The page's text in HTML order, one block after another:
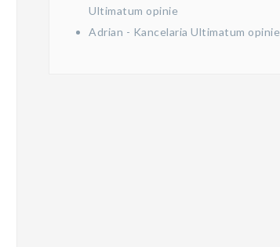
Ultimatum opinie
Adrian - Kancelaria Ultimatum opinie